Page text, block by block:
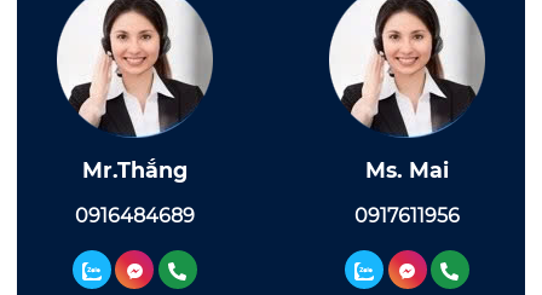
Mr.Thắng
0916484689
Ms. Mai
0917611956